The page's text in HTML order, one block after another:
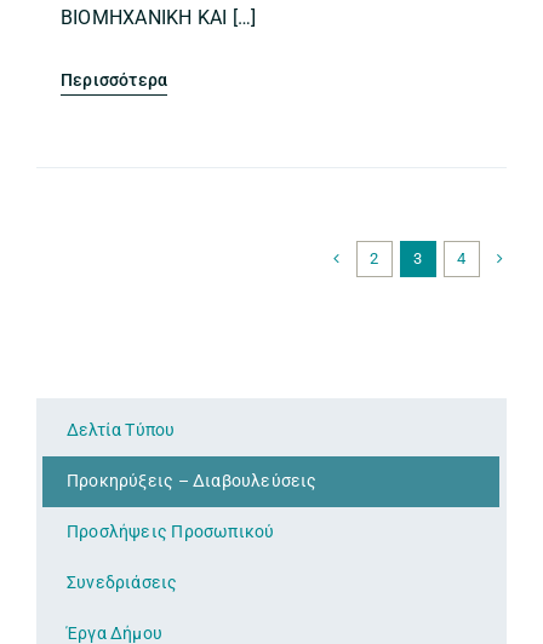
ΒΙΟΜΗΧΑΝΙΚΗ ΚΑΙ […]
Περισσότερα
2 3 4
Δελτία Τύπου
Προκηρύξεις – Διαβουλεύσεις
Προσλήψεις Προσωπικού
Συνεδριάσεις
Έργα Δήμου